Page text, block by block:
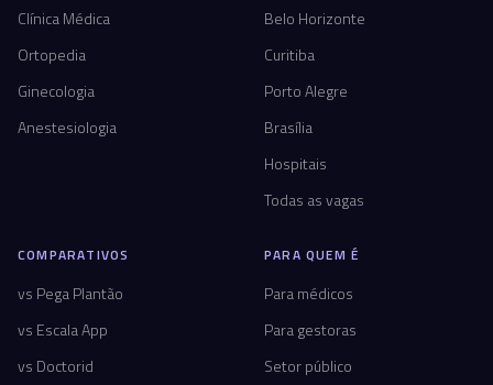
Clínica Médica
Ortopedia
Ginecologia
Anestesiologia
Belo Horizonte
Curitiba
Porto Alegre
Brasília
Hospitais
Todas as vagas
COMPARATIVOS
vs Pega Plantão
vs Escala App
vs Doctorid
PARA QUEM É
Para médicos
Para gestoras
Setor público